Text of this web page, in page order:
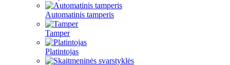
Automatinis tamperis
Tamper
Platintojas